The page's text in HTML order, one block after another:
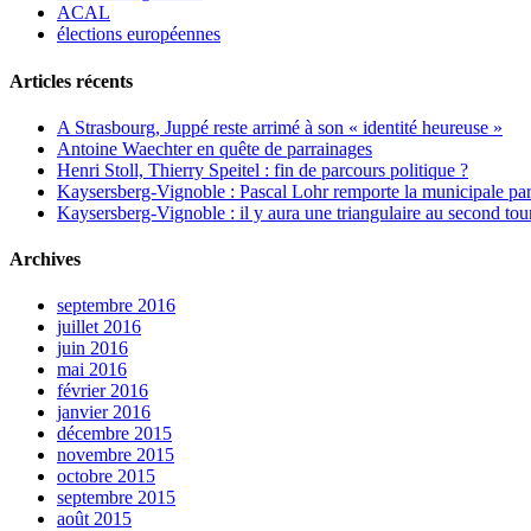
ACAL
élections européennes
Articles récents
A Strasbourg, Juppé reste arrimé à son « identité heureuse »
Antoine Waechter en quête de parrainages
Henri Stoll, Thierry Speitel : fin de parcours politique ?
Kaysersberg-Vignoble : Pascal Lohr remporte la municipale
Kaysersberg-Vignoble : il y aura une triangulaire au second
Archives
septembre 2016
juillet 2016
juin 2016
mai 2016
février 2016
janvier 2016
décembre 2015
novembre 2015
octobre 2015
septembre 2015
août 2015